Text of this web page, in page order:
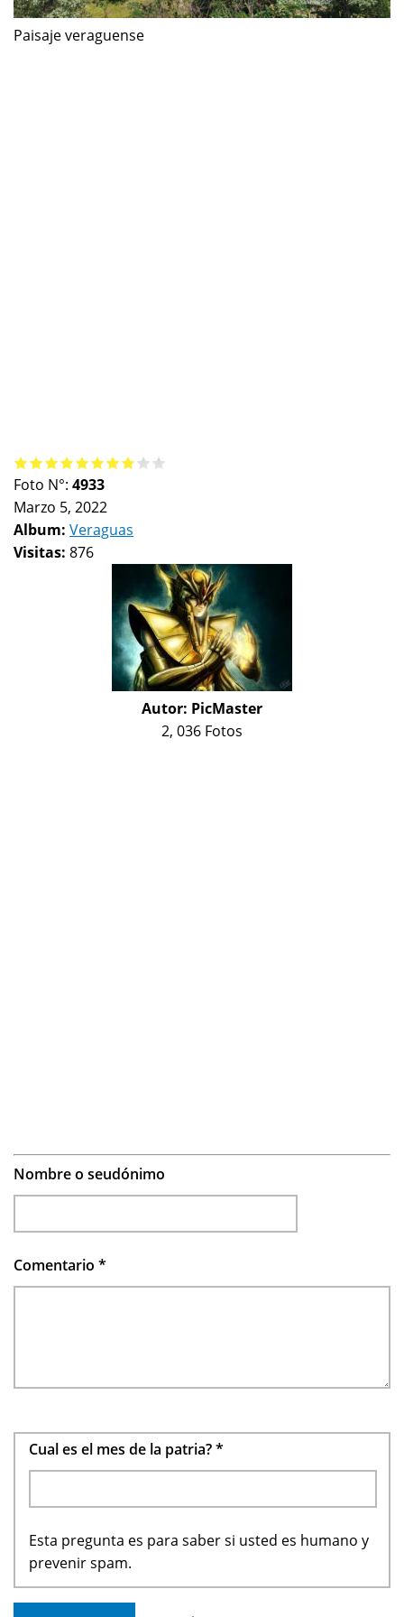
Paisaje veraguense
Foto N°: 4933
Marzo 5, 2022
Album: Veraguas
Visitas: 876
Autor: PicMaster
2, 036 Fotos
Nombre o seudónimo
Comentario *
Cual es el mes de la patria?*
Esta pregunta es para saber si usted es humano y
prevenir spam.